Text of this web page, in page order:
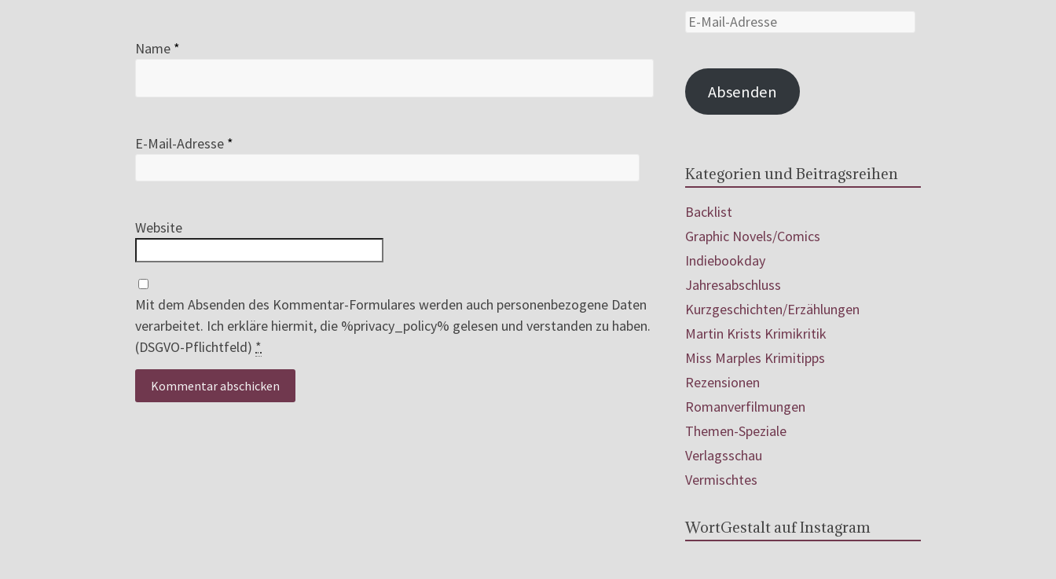
Name *
E-Mail-Adresse *
Website
Mit dem Absenden des Kommentar-Formulares werden auch personenbezogene Daten
verarbeitet. Ich erkläre hiermit, die %privacy_policy% gelesen und verstanden zu haben.
(DSGVO-Pflichtfeld) *
Absenden
Kategorien und Beitragsreihen
Backlist
Graphic Novels/Comics
Indiebookday
Jahresabschluss
Kurzgeschichten/Erzählungen
Martin Krists Krimikritik
Miss Marples Krimitipps
Rezensionen
Romanverfilmungen
Themen-Speziale
Verlagsschau
Vermischtes
WortGestalt auf Instagram